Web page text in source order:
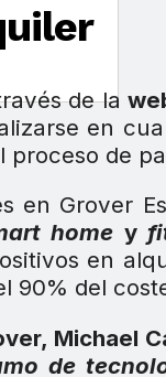
de la
en
proceso de
en Grover
home y
en
90% del
Michael
de